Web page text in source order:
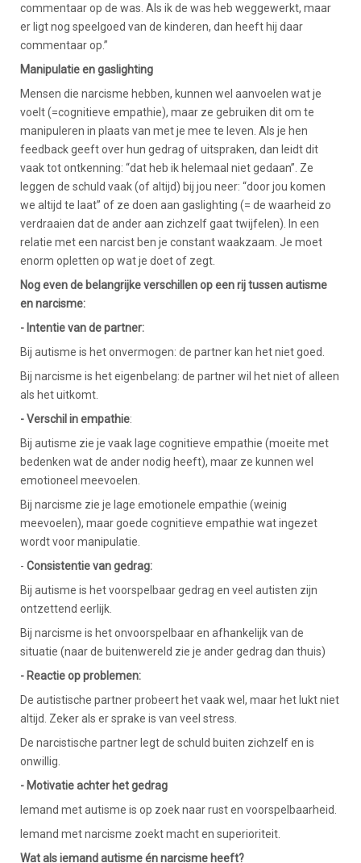
commentaar op de was. Als ik de was heb weggewerkt, maar
er ligt nog speelgoed van de kinderen, dan heeft hij daar
commentaar op.”
Manipulatie en gaslighting
Mensen die narcisme hebben, kunnen wel aanvoelen wat je
voelt (=cognitieve empathie), maar ze gebruiken dit om te
manipuleren in plaats van met je mee te leven. Als je hen
feedback geeft over hun gedrag of uitspraken, dan leidt dit
vaak tot ontkenning: “dat heb ik helemaal niet gedaan”. Ze
leggen de schuld vaak (of altijd) bij jou neer: “door jou komen
we altijd te laat” of ze doen aan gaslighting (= de waarheid zo
verdraaien dat de ander aan zichzelf gaat twijfelen). In een
relatie met een narcist ben je constant waakzaam. Je moet
enorm opletten op wat je doet of zegt.
Nog even de belangrijke verschillen op een rij tussen autisme
en narcisme:
- Intentie van de partner:
Bij autisme is het onvermogen: de partner kan het niet goed.
Bij narcisme is het eigenbelang: de partner wil het niet of alleen
als het uitkomt.
- Verschil in empathie:
Bij autisme zie je vaak lage cognitieve empathie (moeite met
bedenken wat de ander nodig heeft), maar ze kunnen wel
emotioneel meevoelen.
Bij narcisme zie je lage emotionele empathie (weinig
meevoelen), maar goede cognitieve empathie wat ingezet
wordt voor manipulatie.
- Consistentie van gedrag:
Bij autisme is het voorspelbaar gedrag en veel autisten zijn
ontzettend eerlijk.
Bij narcisme is het onvoorspelbaar en afhankelijk van de
situatie (naar de buitenwereld zie je ander gedrag dan thuis)
- Reactie op problemen:
De autistische partner probeert het vaak wel, maar het lukt niet
altijd. Zeker als er sprake is van veel stress.
De narcistische partner legt de schuld buiten zichzelf en is
onwillig.
- Motivatie achter het gedrag
Iemand met autisme is op zoek naar rust en voorspelbaarheid.
Iemand met narcisme zoekt macht en superioriteit.
Wat als iemand autisme én narcisme heeft?